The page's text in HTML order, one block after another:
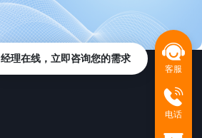
客服
电话
经理在线，立即咨询您的需求